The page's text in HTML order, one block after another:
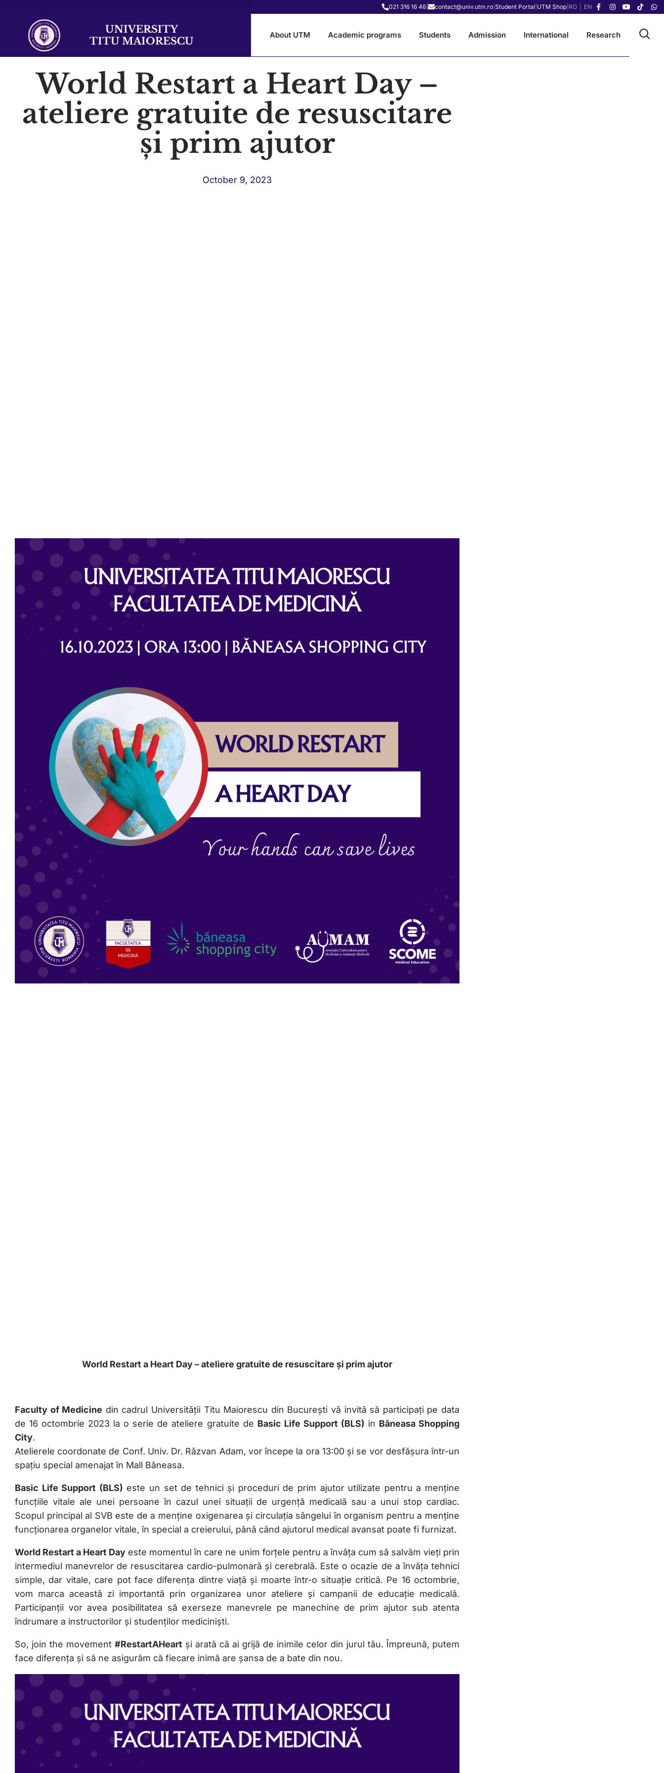
021 316 16 46| contact@univ.utm.ro| Student Portal UTM Shop| RO EN
UNIVERSITY
TITU MAIORESCU
About UTM Academic programs Students Admission International Research
World Restart a Heart Day –
ateliere gratuite de resuscitare
și prim ajutor
October 9, 2023
World Restart a Heart Day – ateliere gratuite de resuscitare și prim ajutor
Faculty of Medicine din cadrul Universității Titu Maiorescu din București vă invită să participați pe data
de 16 octombrie 2023 la o serie de ateliere gratuite de Basic Life Support (BLS) in Băneasa Shopping
City.
Atelierele coordonate de Conf. Univ. Dr. Răzvan Adam, vor începe la ora 13:00 și se vor desfășura într-un
spațiu special amenajat în Mall Băneasa.
Basic Life Support (BLS) este un set de tehnici și proceduri de prim ajutor utilizate pentru a menține
funcțiile vitale ale unei persoane în cazul unei situații de urgență medicală sau a unui stop cardiac.
Scopul principal al SVB este de a menține oxigenarea și circulația sângelui în organism pentru a menține
funcționarea organelor vitale, în special a creierului, până când ajutorul medical avansat poate fi furnizat.
World Restart a Heart Day este momentul în care ne unim forțele pentru a învăța cum să salvăm vieți prin
intermediul manevrelor de resuscitarea cardio-pulmonară și cerebrală. Este o ocazie de a învăța tehnici
simple, dar vitale, care pot face diferența dintre viață și moarte într-o situație critică. Pe 16 octombrie,
vom marca această zi importantă prin organizarea unor ateliere și campanii de educație medicală.
Participanții vor avea posibilitatea să exerseze manevrele pe manechine de prim ajutor sub atenta
îndrumare a instructorilor și studenților mediciniști.
So, join the movement #RestartAHeart și arată că ai grijă de inimile celor din jurul tău. Împreună, putem
face diferența și să ne asigurăm că fiecare inimă are șansa de a bate din nou.